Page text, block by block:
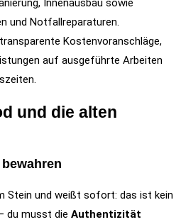
Innenausbau sowie
und Notfallreparaturen.
Kostenvoranschläge,
auf ausgeführte Arbeiten
und die alten
Stein und weißt sofort: das ist kein
du musst die Authentizität